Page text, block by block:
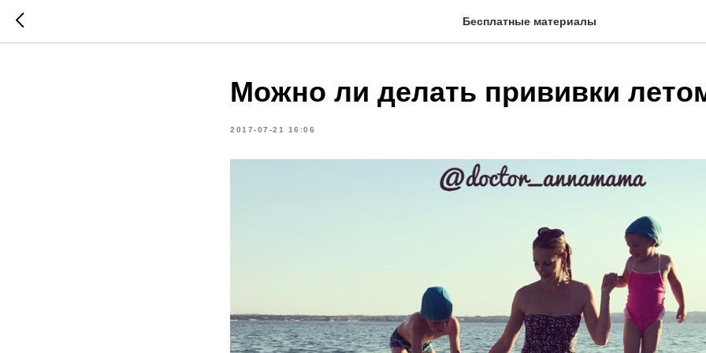
Бесплатные материалы
Можно ли делать прививки
2017-07-21 16:06